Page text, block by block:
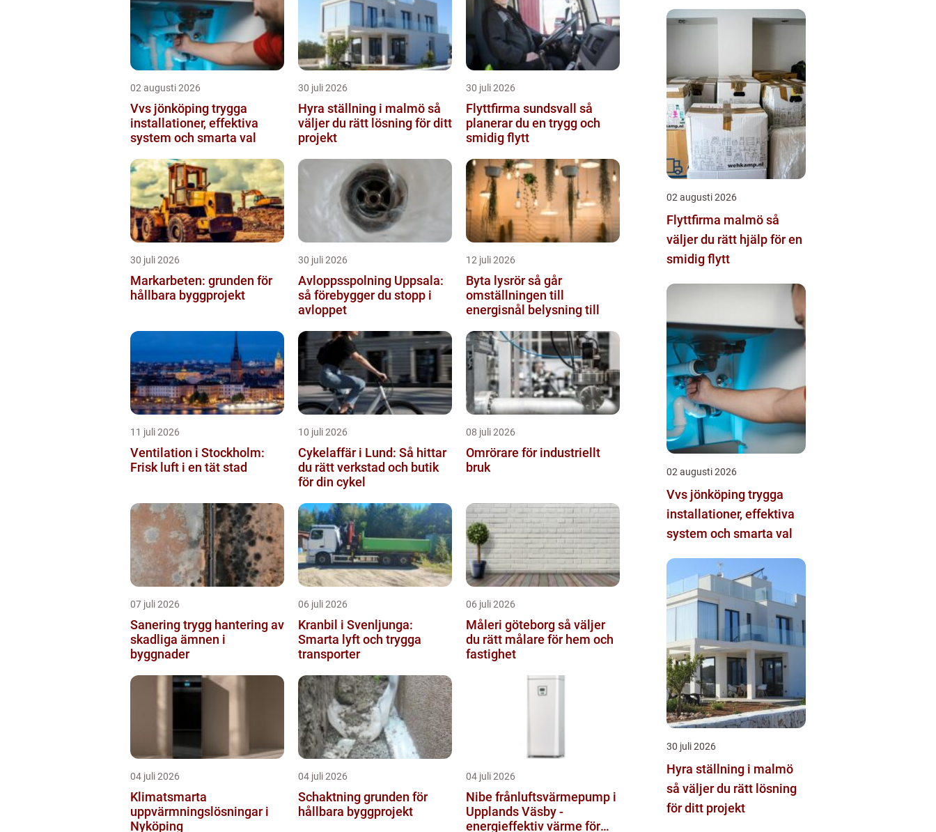
02 augusti 2026
Vvs jönköping trygga
installationer, effektiva
system och smarta val
30 juli 2026
Hyra ställning i malmö så
väljer du rätt lösning för ditt
projekt
30 juli 2026
Flyttfirma sundsvall så
planerar du en trygg och
smidig flytt
30 juli 2026
Markarbeten: grunden för
hållbara byggprojekt
30 juli 2026
Avloppsspolning Uppsala:
så förebygger du stopp i
avloppet
12 juli 2026
Byta lysrör så går
omställningen till
energisnål belysning till
11 juli 2026
Ventilation i Stockholm:
Frisk luft i en tät stad
10 juli 2026
Cykelaffär i Lund: Så hittar
du rätt verkstad och butik
för din cykel
08 juli 2026
Omrörare för industriellt
bruk
07 juli 2026
Sanering trygg hantering av
skadliga ämnen i
byggnader
06 juli 2026
Kranbil i Svenljunga:
Smarta lyft och trygga
transporter
06 juli 2026
Måleri göteborg så väljer
du rätt målare för hem och
fastighet
04 juli 2026
Klimatsmarta
uppvärmningslösningar i
Nyköping
04 juli 2026
Schaktning grunden för
hållbara byggprojekt
04 juli 2026
Nibe frånluftsvärmepump i
Upplands Väsby -
energieffektiv värme för
02 augusti 2026
Flyttfirma malmö så
väljer du rätt hjälp för en
smidig flytt
02 augusti 2026
Vvs jönköping trygga
installationer, effektiva
system och smarta val
30 juli 2026
Hyra ställning i malmö
så väljer du rätt lösning
för ditt projekt